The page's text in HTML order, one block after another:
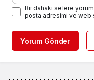
Bir dahaki sefere yorum
posta adresimi ve web
Yorum Gönder